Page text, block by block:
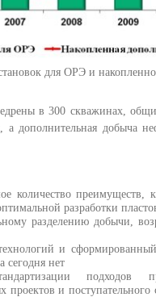
для ОРЭ и
в 300 скважинах,
а дополнительная добыча
количество преимуществ,
разработки
разделению добычи,
и
сегодня нет
проектов и